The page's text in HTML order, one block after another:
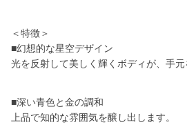
＜特徴＞
■幻想的な星空デザイン
光を反射して美しく輝くボディが、手元
■深い青色と金の調和
上品で知的な雰囲気を醸し出します。